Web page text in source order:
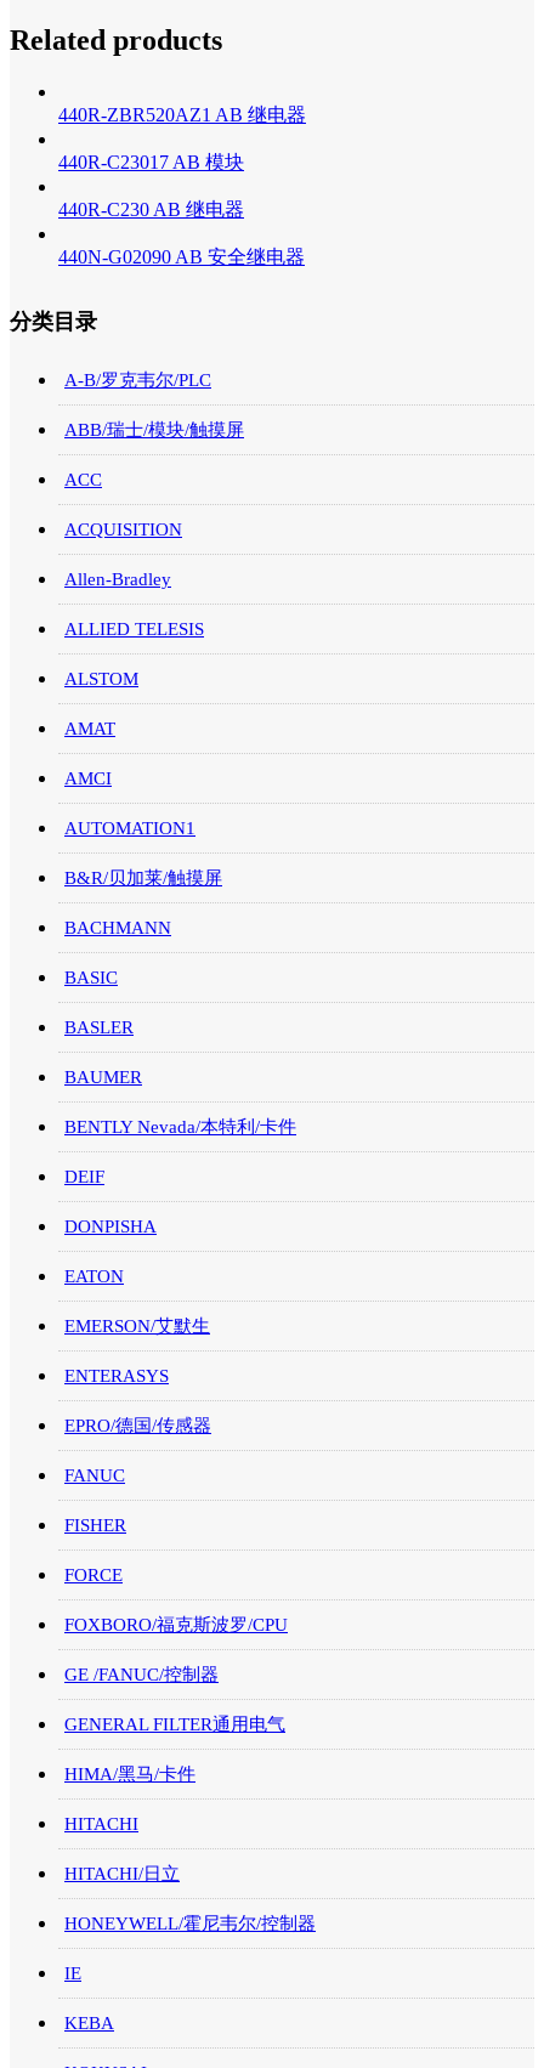
Related products
440R-ZBR520AZ1 AB 继电器
440R-C23017 AB 模块
440R-C230 AB 继电器
440N-G02090 AB 安全继电器
分类目录
A-B/罗克韦尔/PLC
ABB/瑞士/模块/触摸屏
ACC
ACQUISITION
Allen-Bradley
ALLIED TELESIS
ALSTOM
AMAT
AMCI
AUTOMATION1
B&R/贝加莱/触摸屏
BACHMANN
BASIC
BASLER
BAUMER
BENTLY Nevada/本特利/卡件
DEIF
DONPISHA
EATON
EMERSON/艾默生
ENTERASYS
EPRO/德国/传感器
FANUC
FISHER
FORCE
FOXBORO/福克斯波罗/CPU
GE /FANUC/控制器
GENERAL FILTER通用电气
HIMA/黑马/卡件
HITACHI
HITACHI/日立
HONEYWELL/霍尼韦尔/控制器
IE
KEBA